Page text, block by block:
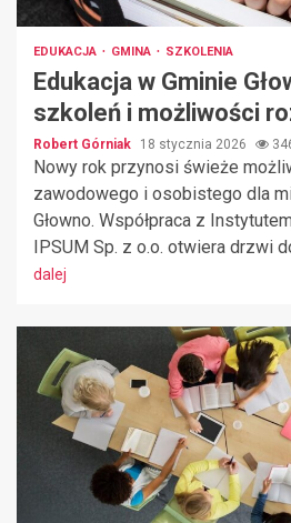
EDUKACJA GMINA SZKOLENIA
Edukacja w Gminie
szkoleń i możliwości
Robert Górniak 18 stycznia 2026
Nowy rok przynosi świeże
zawodowego i osobistego dla
Głowno. Współpraca z
IPSUM Sp. z o.o. otwiera drzwi
dalej